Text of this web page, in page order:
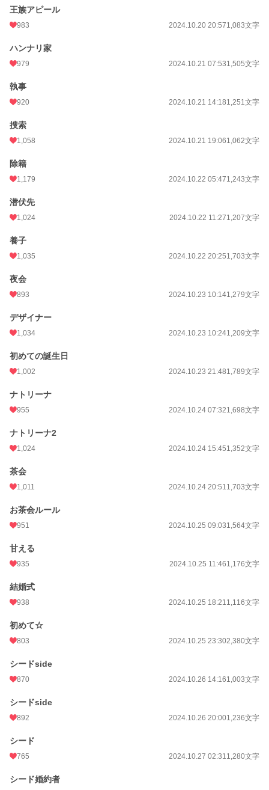
王族アピール
983 2024.10.20 20:571,083文字
ハンナリ家
979 2024.10.21 07:531,505文字
執事
920 2024.10.21 14:181,251文字
捜索
1,058 2024.10.21 19:061,062文字
除籍
1,179 2024.10.22 05:471,243文字
潜伏先
1,024 2024.10.22 11:271,207文字
養子
1,035 2024.10.22 20:251,703文字
夜会
893 2024.10.23 10:141,279文字
デザイナー
1,034 2024.10.23 10:241,209文字
初めての誕生日
1,002 2024.10.23 21:481,789文字
ナトリーナ
955 2024.10.24 07:321,698文字
ナトリーナ2
1,024 2024.10.24 15:451,352文字
茶会
1,011 2024.10.24 20:511,703文字
お茶会ルール
951 2024.10.25 09:031,564文字
甘える
935 2024.10.25 11:461,176文字
結婚式
938 2024.10.25 18:211,116文字
初めて☆
803 2024.10.25 23:302,380文字
シードside
870 2024.10.26 14:161,003文字
シードside
892 2024.10.26 20:001,236文字
シード
765 2024.10.27 02:311,280文字
シード婚約者